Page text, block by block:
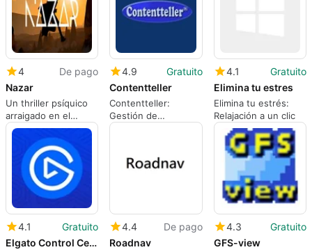
4
De pago
Nazar
Un thriller psíquico
arraigado en el
misticismo turco
4.9
Gratuito
Contentteller
Contentteller:
Gestión de
Contenidos para
4.1
Gratuito
Elimina tu estres
Elimina tu estrés:
Relajación a un clic
4.1
Gratuito
Elgato Control Center
4.4
De pago
Roadnav
4.3
Gratuito
GFS-view